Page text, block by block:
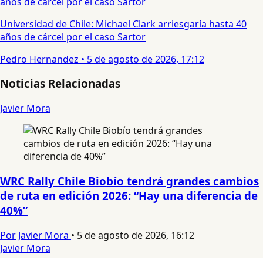
Universidad de Chile: Michael Clark arriesgaría hasta 40
años de cárcel por el caso Sartor
Pedro Hernandez • 5 de agosto de 2026, 17:12
Noticias Relacionadas
Javier Mora
WRC Rally Chile Biobío tendrá grandes cambios
de ruta en edición 2026: “Hay una diferencia de
40%”
Por Javier Mora • 5 de agosto de 2026, 16:12
Javier Mora